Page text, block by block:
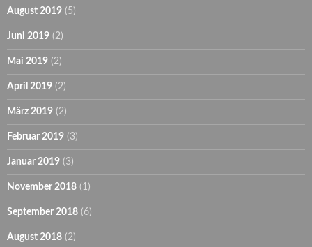
August 2019 (5)
Juni 2019 (2)
Mai 2019 (2)
April 2019 (2)
März 2019 (2)
Februar 2019 (3)
Januar 2019 (3)
November 2018 (1)
September 2018 (6)
August 2018 (2)